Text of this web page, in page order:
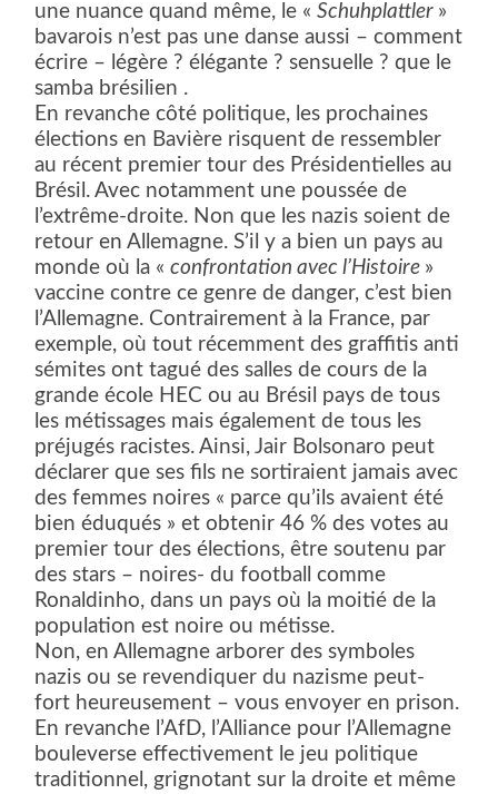
une nuance quand même, le «Schuhplattler »
bavarois n’est pas une danse aussi – comment
écrire – légère ? élégante ? sensuelle ? que le
samba brésilien .
En revanche côté politique, les prochaines
élections en Bavière risquent de ressembler
au récent premier tour des Présidentielles au
Brésil. Avec notamment une poussée de
l’extrême-droite. Non que les nazis soient de
retour en Allemagne. S’il y a bien un pays au
monde où la «confrontation avec l’Histoire »
vaccine contre ce genre de danger, c’est bien
l’Allemagne. Contrairement à la France, par
exemple, où tout récemment des graffitis anti
sémites ont tagué des salles de cours de la
grande école HEC ou au Brésil pays de tous
les métissages mais également de tous les
préjugés racistes. Ainsi, Jair Bolsonaro peut
déclarer que ses fils ne sortiraient jamais avec
des femmes noires « parce qu’ils avaient été
bien éduqués » et obtenir 46 % des votes au
premier tour des élections, être soutenu par
des stars – noires- du football comme
Ronaldinho, dans un pays où la moitié de la
population est noire ou métisse.
Non, en Allemagne arborer des symboles
nazis ou se revendiquer du nazisme peut-
fort heureusement – vous envoyer en prison.
En revanche l’AfD, l’Alliance pour l’Allemagne
bouleverse effectivement le jeu politique
traditionnel, grignotant sur la droite et même